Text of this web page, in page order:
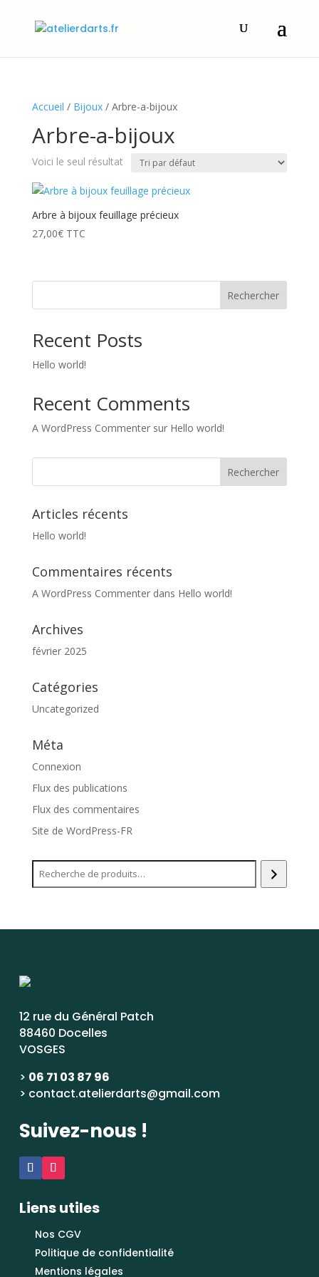
Accueil / Bijoux/ Arbre-a-bijoux
Arbre-a-bijoux
Voici le seul résultat
Arbre à bijoux feuillage précieux
27,00€ TTC
Rechercher
Recent Posts
Hello world!
Recent Comments
A WordPress Commentersur Hello world!
Articles récents
Hello world!
Commentaires récents
A WordPress Commenterdans Hello world!
Archives
février 2025
Catégories
Uncategorized
Méta
Connexion
Flux des publications
Flux des commentaires
Site de WordPress-FR
12 rue du Général Patch
88460 Docelles
VOSGES
> 06 71 03 87 96
> contact.atelierdarts@gmail.com
Suivez-nous !
Liens utiles
Nos CGV
Politique de confidentialité
Mentions légales